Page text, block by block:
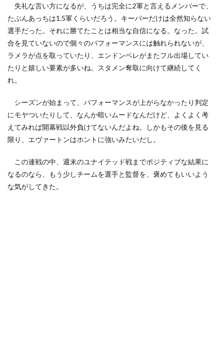
失礼な言い方になるが、うちは完全に2軍と言えるメンバーで、
たぶんあっちは1.5軍くらいだろう。キーパーだけは全然知らない
選手だった。それに勝てたことは相当な自信になる。なった。試
合を見ていないので個々のパフォーマンスには触れられないが、
ラメラが点を取っていたり、エンドンベレがまたフル出場してい
たりと嬉しい要素が多いね。スタメン奪取に向けて継続してく
れ。
シーズンが始まって、パフォーマンスが上がらなかったり判定
にモヤついたりして、なんか暗いムードなんだけど、よくよく考
えてみれば開幕戦以外負けてないんだよね。しかもその後を見る
限り、エヴァートンはホントに強いみたいだし。
この連戦の中、週末のユナイテッド戦までポジティブな結果に
なるのなら、もう少しチームを選手と監督を、褒めてもいいよう
な気がしてきた。